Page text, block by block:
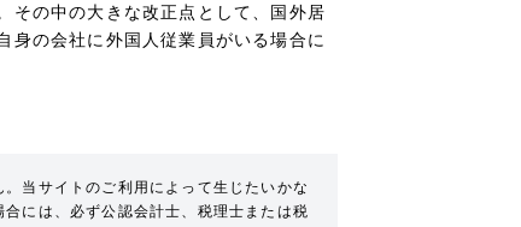
その中の大きな改正点として、国外居
身の会社に外国人従業員がいる場合に
当サイトのご利用によって生じたいかな
には、必ず公認会計士、税理士または税